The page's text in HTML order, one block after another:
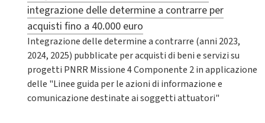
integrazione delle determine a contrarre per
acquisti fino a 40.000 euro
Integrazione delle determine a contrarre (anni 2023,
2024, 2025) pubblicate per acquisti di beni e servizi su
progetti PNRR Missione 4 Componente 2 in applicazione
delle "Linee guida per le azioni di informazione e
comunicazione destinate ai soggetti attuatori"